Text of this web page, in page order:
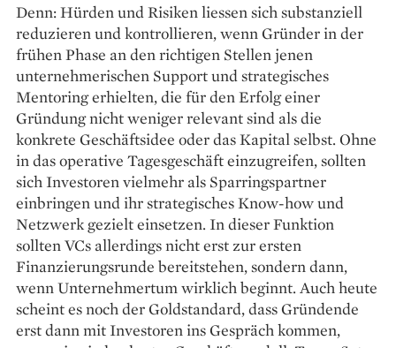
Denn: Hürden und Risiken liessen sich ­substanziell
reduzieren und kontrollieren, wenn Gründer in der
frühen Phase an den richtigen Stellen jenen
unternehmerischen Support und strategisches
Mentoring erhielten, die für den Erfolg einer
Gründung nicht weniger relevant sind als die
konkrete Geschäftsidee oder das ­Kapital selbst. Ohne
in das operative Tagesgeschäft einzugreifen, sollten
sich Investoren vielmehr als Sparringspartner
einbringen und ihr strate­gisches Know-how und
Netzwerk gezielt ein­setzen. In dieser Funktion
sollten VCs allerdings nicht erst zur ersten
Finanzierungsrunde bereitstehen, sondern dann,
wenn ­Unternehmertum wirklich beginnt. Auch heute
scheint es noch der Goldstandard, dass Gründende
erst dann mit ­Investoren ins Gespräch kommen,